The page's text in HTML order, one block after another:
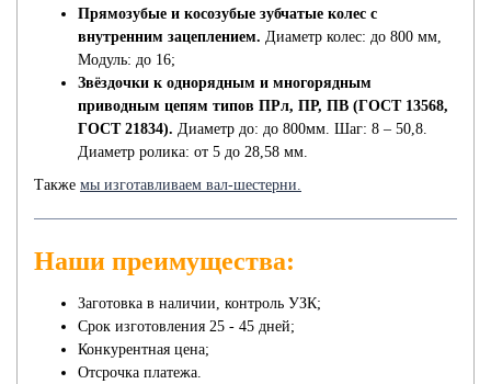
Прямозубые и косозубые зубчатые колес с
внутренним зацеплением. Диаметр колес: до 800 мм,
Модуль: до 16;
Звёздочки к однорядным и многорядным
приводным цепям типов ПРл, ПР, ПВ (ГОСТ 13568,
ГОСТ 21834). Диаметр до: до 800мм. Шаг: 8 – 50,8.
Диаметр ролика: от 5 до 28,58 мм.
Также мы изготавливаем вал-шестерни.
Наши преимущества:
Заготовка в наличии, контроль УЗК;
Срок изготовления 25 - 45 дней;
Конкурентная цена;
Отсрочка платежа.